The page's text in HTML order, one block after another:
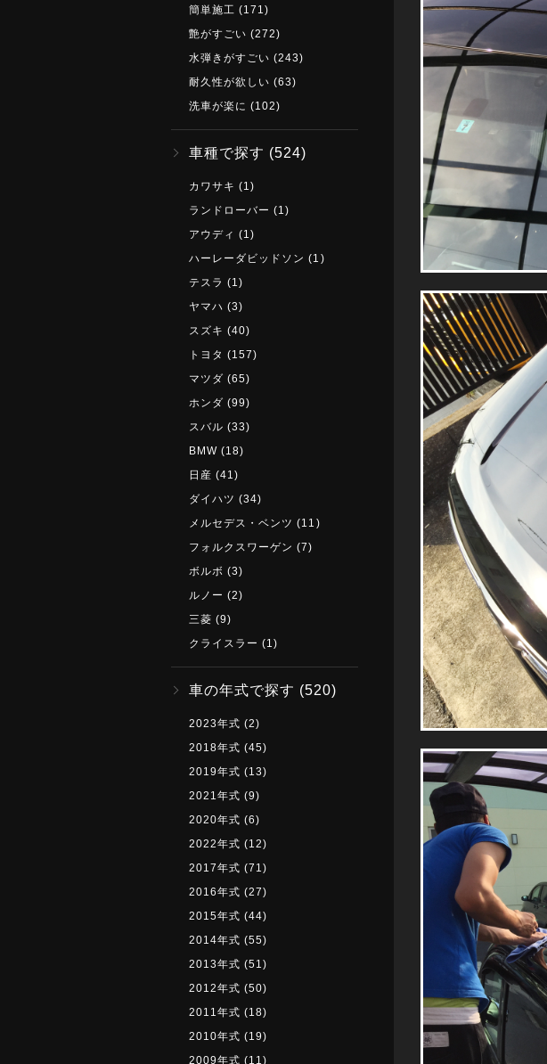
簡単施工 (171)
艶がすごい (272)
水弾きがすごい (243)
耐久性が欲しい (63)
洗車が楽に (102)
車種で探す (524)
カワサキ (1)
ランドローバー (1)
アウディ (1)
ハーレーダビッドソン (1)
テスラ (1)
ヤマハ (3)
スズキ (40)
トヨタ (157)
マツダ (65)
ホンダ (99)
スバル (33)
BMW (18)
日産 (41)
ダイハツ (34)
メルセデス・ベンツ (11)
フォルクスワーゲン (7)
ボルボ (3)
ルノー (2)
三菱 (9)
クライスラー (1)
車の年式で探す (520)
2023年式 (2)
2018年式 (45)
2019年式 (13)
2021年式 (9)
2020年式 (6)
2022年式 (12)
2017年式 (71)
2016年式 (27)
2015年式 (44)
2014年式 (55)
2013年式 (51)
2012年式 (50)
2011年式 (18)
2010年式 (19)
2009年式 (11)